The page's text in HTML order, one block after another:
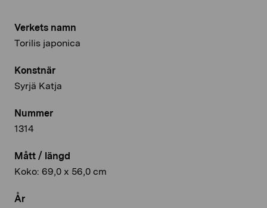
Verkets namn
Torilis japonica
Konstnär
Syrjä Katja
Nummer
1314
Mått / längd
Koko: 69,0 x 56,0 cm
År